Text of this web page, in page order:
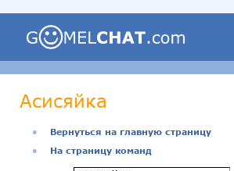
Асисяйка
●
Вернуться на главную страницу
●
На страницу команд